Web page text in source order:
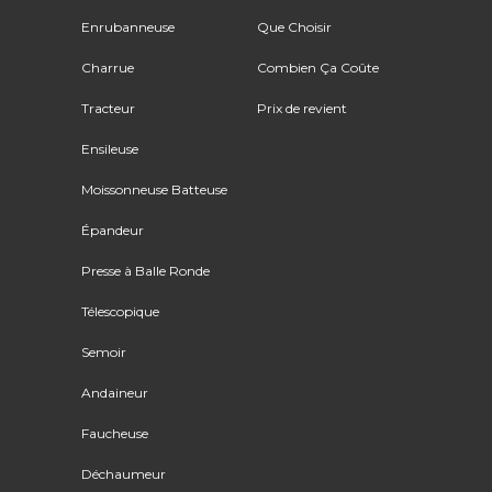
Enrubanneuse
Charrue
Tracteur
Ensileuse
Moissonneuse Batteuse
Épandeur
Presse à Balle Ronde
Télescopique
Semoir
Andaineur
Faucheuse
Déchaumeur
Que Choisir
Combien Ça Coûte
Prix de revient